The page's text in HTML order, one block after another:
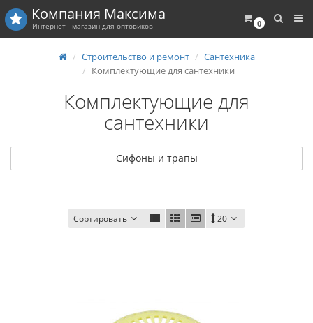
0
Компания Максима
Интернет - магазин для оптовиков
Строительство и ремонт
Сантехника
Комплектующие для сантехники
Комплектующие для
сантехники
Сифоны и трапы
Сортировать 20